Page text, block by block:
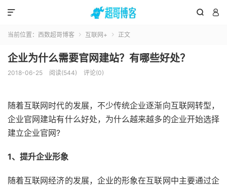
 

当前位置： 西数超哥博客  互联网+  正文
企业为什么需要官网建站？有哪些好处？
2018-06-25 阅读(544) 评论(0)
随着互联网时代的发展，不少传统企业逐渐向互联网转型，
企业官网建站有什么好处，为什么越来越多的企业开始选择
建立企业官网?
1、提升企业形象
随着互联网经济的发展，企业的形象在互联网中主要通过企